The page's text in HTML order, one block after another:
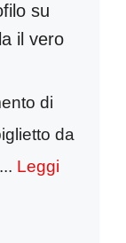
su
il vero
di
da
Leggi